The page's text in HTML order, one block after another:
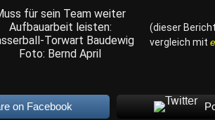
für sein Team weiter
Aufbauarbeit leisten:
Torwart Baudewig
Foto: Bernd April
(dieser
vergleich mit
on Facebook